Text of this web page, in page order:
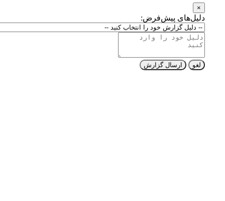
دلیل‌های پیش‌فرض:
ارسال گزارش